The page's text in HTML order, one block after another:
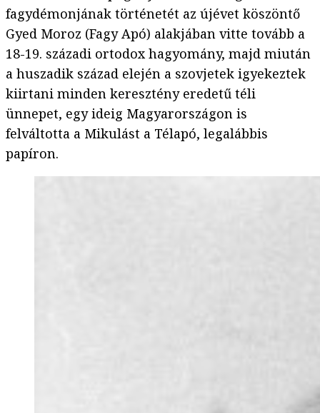
fagydémonjának történetét az újévet köszöntő
Gyed Moroz (Fagy Apó) alakjában vitte tovább a
18-19. századi ortodox hagyomány, majd miután
a huszadik század elején a szovjetek igyekeztek
kiirtani minden keresztény eredetű téli
ünnepet, egy ideig Magyarországon is
felváltotta a Mikulást a Télapó, legalábbis
papíron.